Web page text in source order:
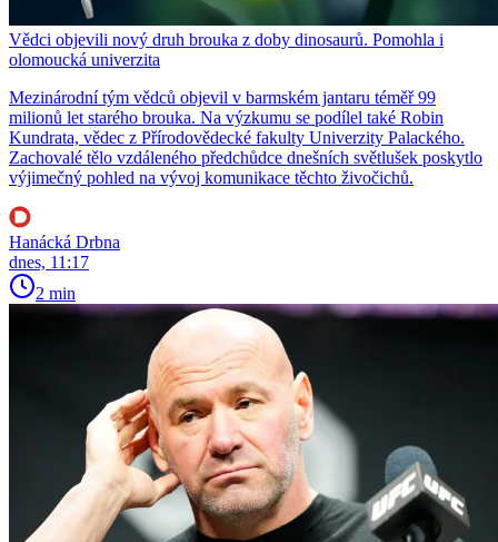
Vědci objevili nový druh brouka z doby dinosaurů. Pomohla i
olomoucká univerzita
Mezinárodní tým vědců objevil v barmském jantaru téměř 99
milionů let starého brouka. Na výzkumu se podílel také Robin
Kundrata, vědec z Přírodovědecké fakulty Univerzity Palackého.
Zachovalé tělo vzdáleného předchůdce dnešních světlušek poskytlo
výjimečný pohled na vývoj komunikace těchto živočichů.
Hanácká Drbna
dnes, 11:17
2 min